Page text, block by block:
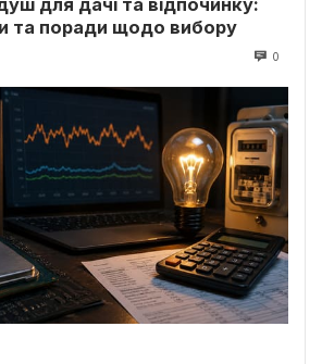
та поради щодо вибору
0